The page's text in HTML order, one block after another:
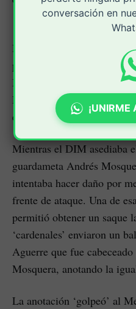
‘Poderoso de la Montaña’.
El primer tiempo fue de
parte de los capitalisno.
Medellín abrió el marcador
Fydriszewki, y tuvo varias
en las anotaciones.
Mientras el DIM asediaba
guardameta Andrés
intentaba hacer daño por
frente de ataque. Una de
permitió obtener un saque
‘cardenales’ enviaron un
Aguerre que fue
Mosquera, anotando la
La anotación ‘golpeó’ al
conversación en
¡UNIRME